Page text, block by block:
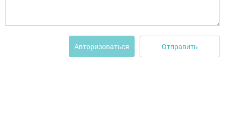
Авторизоваться Отправить